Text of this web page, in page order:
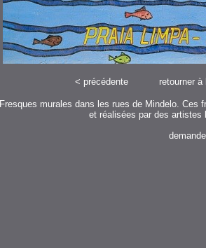
< précédente retourner
Fresques murales dans les rues de Mindelo.
et réalisées par des